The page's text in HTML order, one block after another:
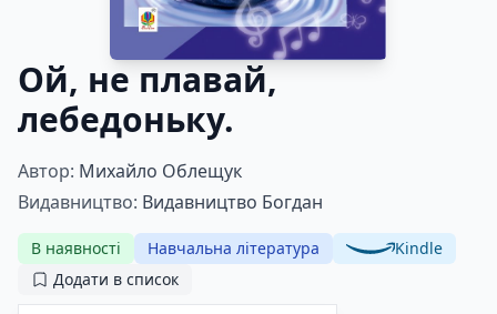
Ой, не плавай,
лебедоньку.
Автор: Михайло Облещук
Видавництво: Видавництво Богдан
В наявності Навчальна література
Kindle
Додати в список